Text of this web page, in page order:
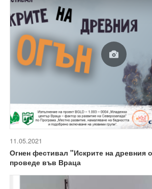
11.05.2021
Огнен фестивал "Искрите на древния
проведе във Враца